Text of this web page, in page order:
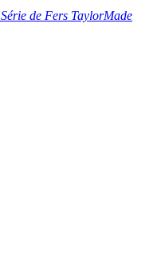
Série de Fers TaylorMade